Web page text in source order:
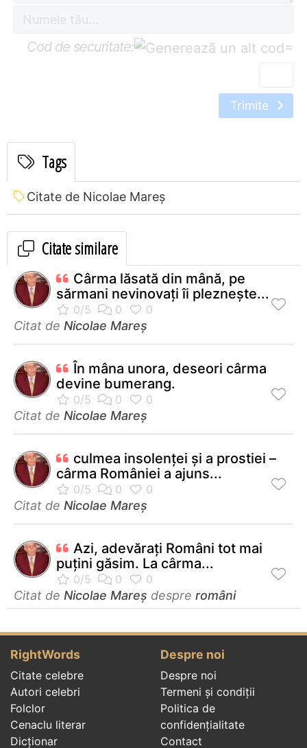
Cod de securitate: =
Trimite
Tags
Citate de Nicolae Mareș
Citate similare
Cârma lăsată din mână, pe
sărmani nevinovați îi pleznește...
Citat de Nicolae Mareș
În mâna unora, deseori cârma
devine bumerang.
Citat de Nicolae Mareș
culmea insolenței și a prostiei –
cârma României a ajuns...
Citat de Nicolae Mareș
Azi, adevărați Români tot mai
puțini găsim. La cârma...
Citat de Nicolae Mareș despre români
RightWords
Citate celebre
Autori celebri
Folclor
Cenaclu literar
Dicționar
Despre noi
Despre noi
Termeni și condiții
Politica de
confidenţialitate
Contact